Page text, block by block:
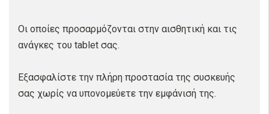
Οι οποίες προσαρμόζονται στην αισθητική και τις
ανάγκες του tablet σας.
Εξασφαλίστε την πλήρη προστασία της συσκευής
σας χωρίς να υπονομεύετε την εμφάνισή της.